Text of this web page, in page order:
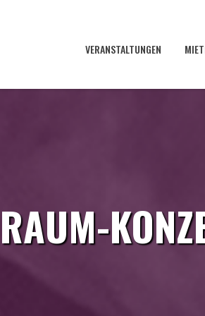
VERANSTALTUNGEN